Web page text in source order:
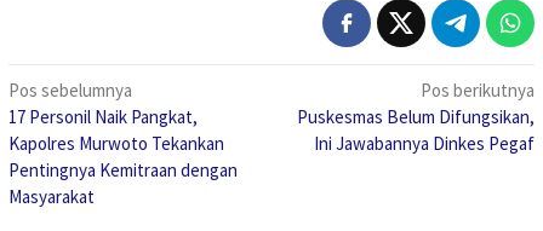
Navigasi
pos
Pos sebelumnya
17 Personil Naik Pangkat,
Kapolres Murwoto Tekankan
Pentingnya Kemitraan dengan
Masyarakat
Pos berikutnya
Puskesmas Belum Difungsikan,
Ini Jawabannya Dinkes Pegaf